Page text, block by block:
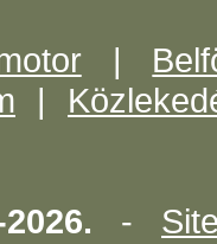
|
|
-